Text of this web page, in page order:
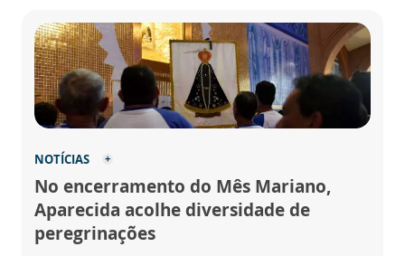
NOTÍCIAS
No encerramento do Mês Mariano,
Aparecida acolhe diversidade de
peregrinações